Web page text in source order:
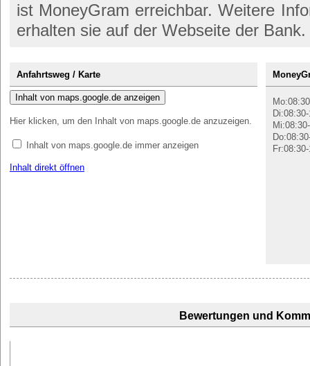
ist MoneyGram erreichbar. Weitere
erhalten sie auf der Webseite der Bank.
Anfahrtsweg / Karte
Inhalt von maps.google.de anzeigen
Hier klicken, um den Inhalt von maps.google.de anzuzeigen.
Inhalt von maps.google.de immer anzeigen
Inhalt direkt öffnen
Bewertungen und